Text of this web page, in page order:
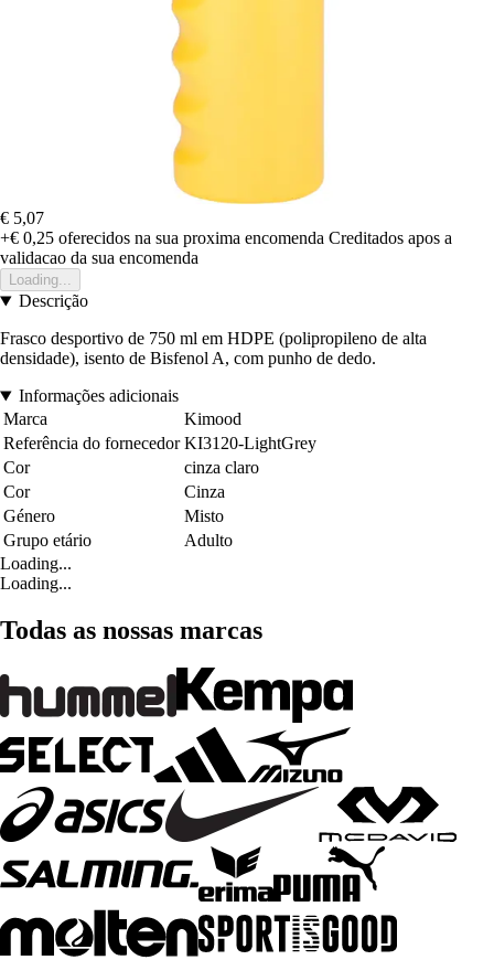
€ 5,07
+€ 0,25 oferecidos na sua proxima encomenda Creditados apos a
validacao da sua encomenda
Loading...
Descrição
Frasco desportivo de 750 ml em HDPE (polipropileno de alta
densidade), isento de Bisfenol A, com punho de dedo.
Informações adicionais
Marca
Kimood
Referência do fornecedor KI3120-LightGrey
Cor
cinza claro
Cor
Cinza
Género
Misto
Grupo etário
Adulto
Loading...
Loading...
Todas as nossas marcas